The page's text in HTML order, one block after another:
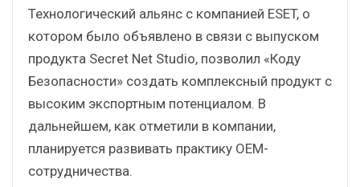
Технологический альянс с компанией ESET, о
котором было объявлено в связи с выпуском
продукта Secret Net Studio, позволил «Коду
Безопасности» создать комплексный продукт с
высоким экспортным потенциалом. В
дальнейшем, как отметили в компании,
планируется развивать практику OEM-
сотрудничества.